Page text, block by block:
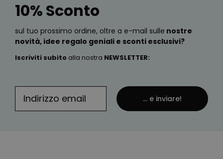
10% Sconto
sul tuo prossimo ordine, oltre a e-mail sulle nostre
novità, idee regalo geniali e sconti esclusivi?
Iscriviti subito alla nostra NEWSLETTER:
... e inviare!